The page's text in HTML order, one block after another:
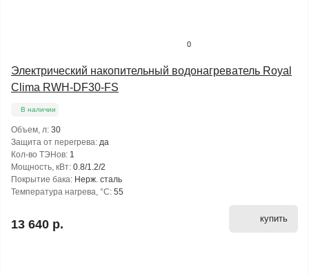
0
Электрический накопительный водонагреватель Royal
Clima RWH-DF30-FS
В наличии
Объем, л: 30
Защита от перегрева: да
Кол-во ТЭНов: 1
Мощность, кВт: 0.8/1.2/2
Покрытие бака: Нерж. сталь
Температура нагрева, °С: 55
13 640 р. купить